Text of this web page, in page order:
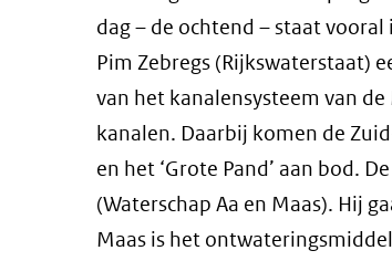
dag – de ochtend – staat
Pim Zebregs (Rijkswaterstaat)
van het kanalensysteem van
kanalen. Daarbij komen de
en het ‘Grote Pand’ aan bod.
(Waterschap Aa en Maas). Hij
Maas is het